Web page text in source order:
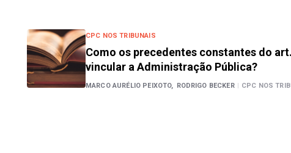
CPC NOS TRIBUNAIS
Como os precedentes constantes do
vincular a Administração Pública?
MARCO AURÉLIO PEIXOTO, RODRIGO BECKER | CPC NOS